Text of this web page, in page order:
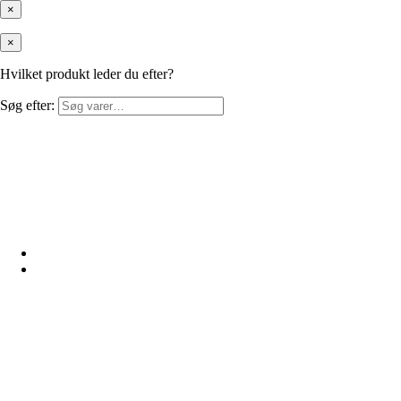
×
×
Hvilket produkt leder du efter?
Søg efter: